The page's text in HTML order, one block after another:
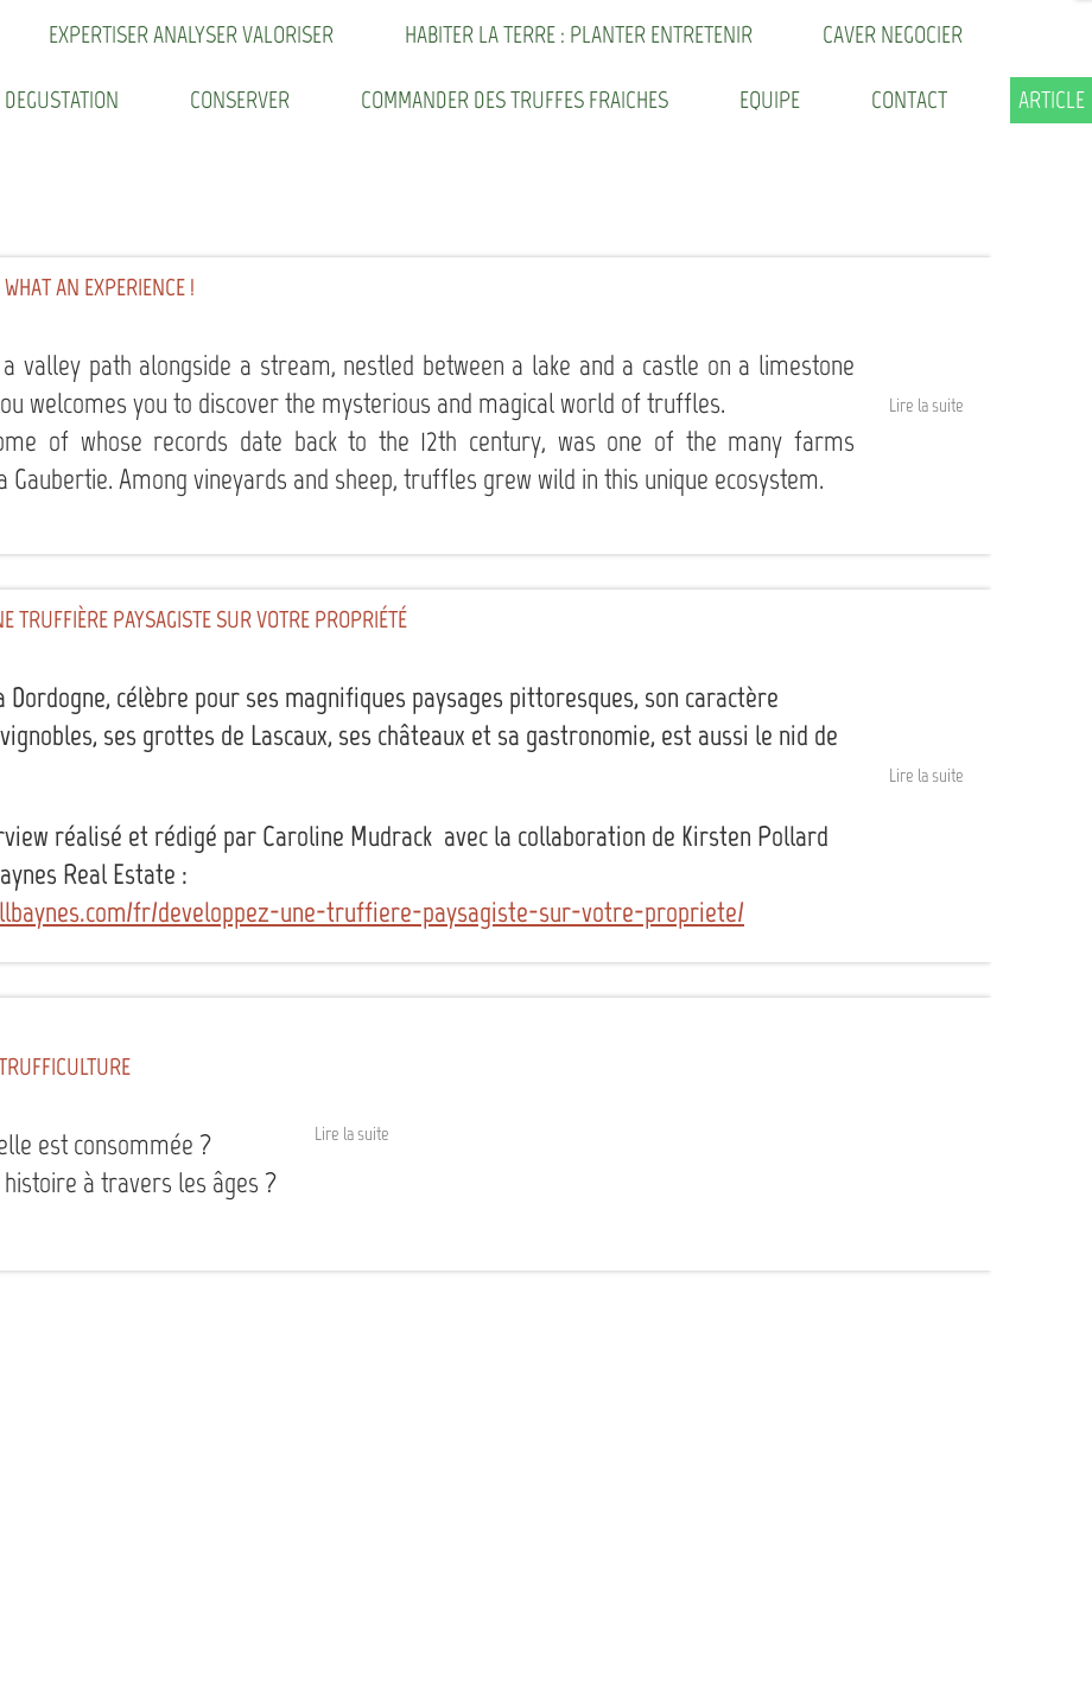
EXPERTISER ANALYSER VALORISER HABITER LA TERRE : PLANTER ENTRETENIR CAVER NEGOCIER
CONSERVER COMMANDER DES TRUFFES FRAICHES EQUIPE CONTACT ARTICLE
AN EXPERIENCE !
a valley path alongside a stream, nestled between a lake and a castle on a limestone
welcomes you to discover the mysterious and magical world of truffles.
of whose records date back to the 12th century, was one of the many farms
Gaubertie. Among vineyards and sheep, truffles grew wild in this unique ecosystem.
Lire la suite
TRUFFIÈRE PAYSAGISTE SUR VOTRE PROPRIÉTÉ
Dordogne, célèbre pour ses magnifiques paysages pittoresques, son caractère
ses grottes de Lascaux, ses châteaux et sa gastronomie, est aussi le nid de
réalisé et rédigé par Caroline Mudrack avec la collaboration de Kirsten Pollard
Real Estate :
fr/developpez-une-truffiere-paysagiste-sur-votre-propriete/
Lire la suite
est consommée ?
à travers les âges ?
Lire la suite